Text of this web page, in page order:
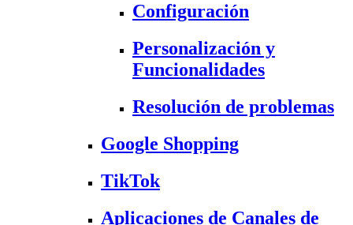
Configuración
Personalización y
Funcionalidades
Resolución de problemas
Google Shopping
TikTok
Aplicaciones de Canales de